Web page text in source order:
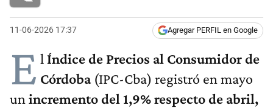
11-06-2026 17:37 Agregar PERFIL en Google
E l Índice de Precios al Consumidor de
Córdoba (IPC-Cba) registró en mayo
un incremento del 1,9% respecto de abril,